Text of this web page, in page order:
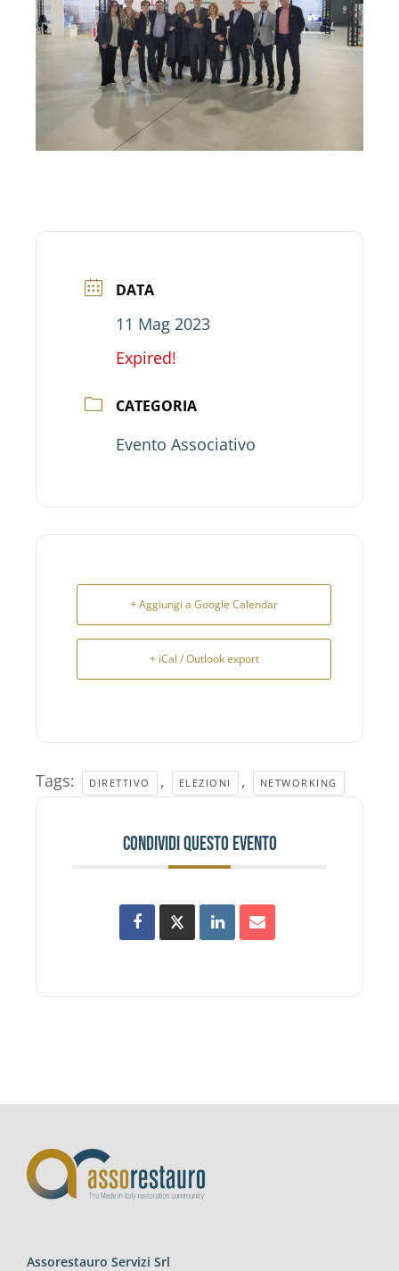
DATA
11 Mag 2023
Expired!
CATEGORIA
Evento Associativo
+ Aggiungi a Google Calendar
+ iCal / Outlook export
Tags: DIRETTIVO , ELEZIONI , NETWORKING
CONDIVIDI QUESTO EVENTO
Assorestauro Servizi Srl